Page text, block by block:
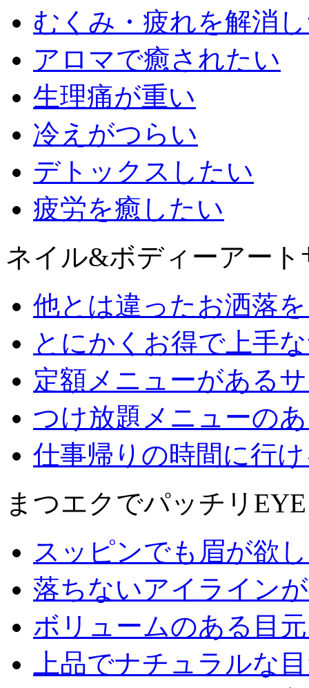
むくみ・疲れを解消
アロマで癒されたい
生理痛が重い
冷えがつらい
デトックスしたい
疲労を癒したい
ネイル&ボディーアート
他とは違ったお洒落
とにかくお得で上手
定額メニューがある
つけ放題メニューの
仕事帰りの時間に行
まつエクでパッチリEYE
スッピンでも眉が欲
落ちないアイライン
ボリュームのある目
上品でナチュラルな